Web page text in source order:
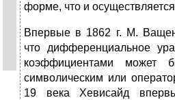
форме, что и
Впервые в 1862 г. М.
что дифференциальное
коэффициентами может
символическим или
19 века Хевисайд